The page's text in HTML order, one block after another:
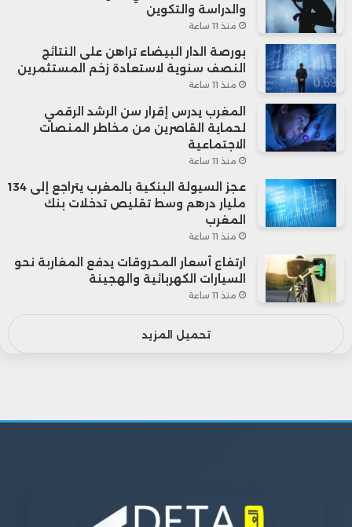
والدراسة والتكوين
منذ 11 ساعة
بورصة الدار البيضاء تراهن على النتائج
النصف سنوية لاستعادة زخم المستثمرين
منذ 11 ساعة
المغرب يدرس إقرار سن الرشد الرقمي
لحماية القاصرين من مخاطر المنصات
الاجتماعية
منذ 11 ساعة
عجز السيولة البنكية بالمغرب يتراجع إلى 134
مليار درهم وسط تقليص تدخلات بنك
المغرب
منذ 11 ساعة
ارتفاع أسعار المحروقات يدفع المغاربة نحو
السيارات الكهربائية والهجينة
منذ 11 ساعة
تحميل المزيد